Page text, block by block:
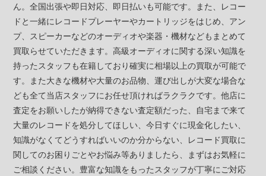
ん。全国出張や即日対応、即日払いも可能です。また、レコー
ドと一緒にレコードプレーヤーやカートリッジをはじめ、アン
プ、スピーカーなどのオーディオや楽器・機材などもまとめて
買取らせていただきます。高級オーディオに関する深い知識を
持ったスタッフも在籍しており確実に相場以上の買取が可能で
す。また大きな機材や大量のお品物、運び出しが大変な場合な
ども全て当店スタッフにお任せ頂ければラクラクです。他店に
査定をお願いしたが納得できない査定額だった、自宅まで来て
大量のレコードを処分してほしい、今日すぐに現金化したい、
知識がなくてどうすればいいのか分からない、レコード買取に
関してのお困りごとやお悩み等ありましたら、まずはお気軽に
ご相談ください。豊富な知識をもったスタッフが丁寧にご対応